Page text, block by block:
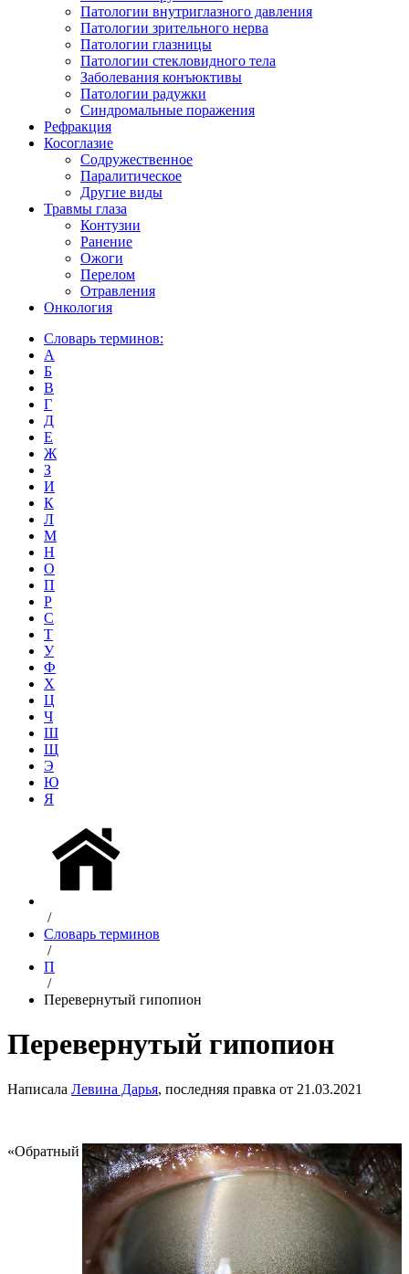
Патологии внутриглазного давления
Патологии зрительного нерва
Патологии глазницы
Патологии стекловидного тела
Заболевания конъюктивы
Патологии радужки
Синдромальные поражения
Рефракция
Косоглазие
Содружественное
Паралитическое
Другие виды
Травмы глаза
Контузии
Ранениe
Ожоги
Перелом
Отравления
Онкология
Словарь терминов:
А
Б
В
Г
Д
Е
Ж
З
И
К
Л
М
Н
О
П
Р
С
Т
У
Ф
Х
Ц
Ч
Ш
Щ
Э
Ю
Я
/
Словарь терминов
/
П
/
Перевернутый гипопион
Перевернутый гипопион
Написала Левина Дарья, последняя правка от 21.03.2021
«Обратный